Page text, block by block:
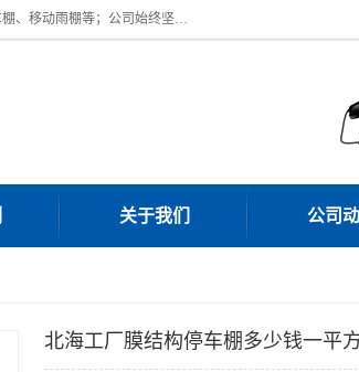
广东鼎新钢结构工程有限公司是一家制作大型电动雨棚厂家;主营：电动推拉雨棚、厂房过道雨棚、电动伸缩雨棚、停车棚、移动雨棚等；公司始终坚持结构创新,品质优越,美观形象,且售后服务好。公司充分吸纳当今休闲用品的前端技术和风格,为您带来质价相宜,时尚典雅的各种户外用品,
关于我们 公司
北海工厂膜结构停车棚多少钱一平